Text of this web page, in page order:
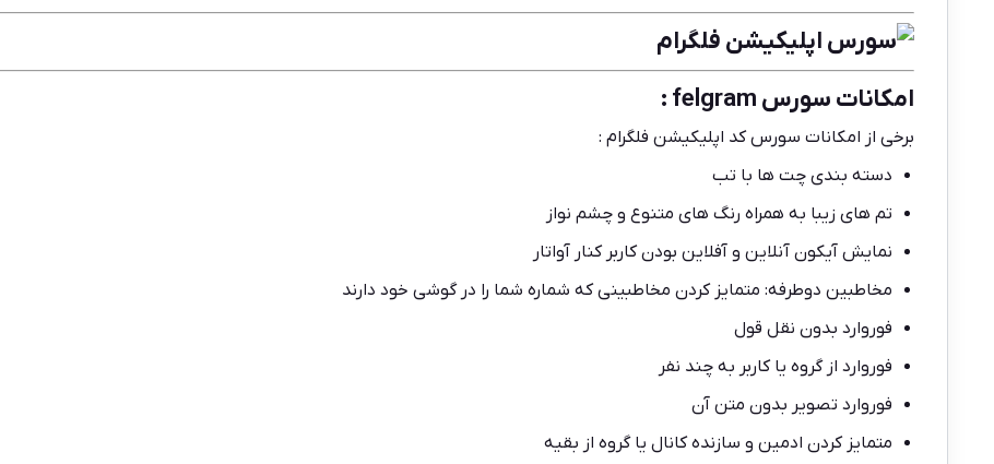
امکانات سورس felgram :
برخی از امکانات سورس کد اپلیکیشن فلگرام :
دسته بندی چت ها با تب
تم های زیبا به همراه رنگ های متنوع و چشم نواز
نمایش آیکون آنلاین و آفلاین بودن کاربر کنار آواتار
مخاطبین دوطرفه: متمایز کردن مخاطبینی که شماره شما را در گوشی خود دارند
فوروارد بدون نقل قول
فوروارد از گروه یا کاربر به چند نفر
فوروارد تصویر بدون متن آن
متمایز کردن ادمین و سازنده کانال یا گروه از بقیه